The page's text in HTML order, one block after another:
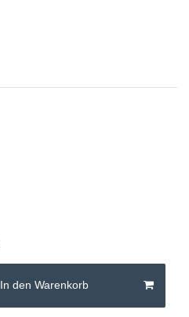
In den Warenkorb